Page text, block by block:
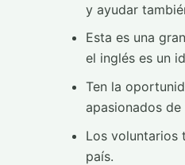
y ayudar
Esta es una
el inglés es un
Ten la
apasionados
Los voluntarios
país.